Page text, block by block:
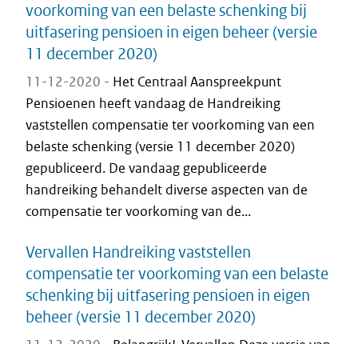
voorkoming van een belaste schenking bij
uitfasering pensioen in eigen beheer (versie
11 december 2020)
11-12-2020 - Het Centraal Aanspreekpunt
Pensioenen heeft vandaag de Handreiking
vaststellen compensatie ter voorkoming van een
belaste schenking (versie 11 december 2020)
gepubliceerd. De vandaag gepubliceerde
handreiking behandelt diverse aspecten van de
compensatie ter voorkoming van de...
Vervallen Handreiking vaststellen
compensatie ter voorkoming van een belaste
schenking bij uitfasering pensioen in eigen
beheer (versie 11 december 2020)